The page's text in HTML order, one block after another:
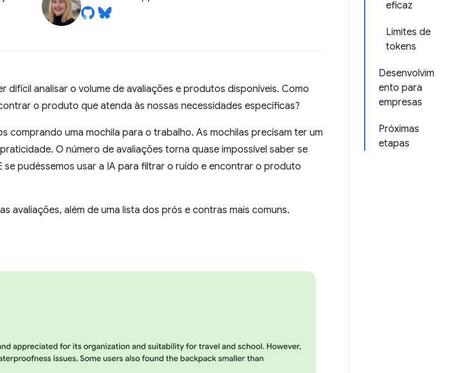
eficaz
Limites de
tokens
Desenvolvim
ento para
empresas
Próximas
etapas
difícil analisar o volume de avaliações e produtos disponíveis. Como
o produto que atenda às nossas necessidades específicas?
comprando uma mochila para o trabalho. As mochilas precisam ter um
O número de avaliações torna quase impossível saber se
pudéssemos usar a IA para filtrar o ruído e encontrar o produto
avaliações, além de uma lista dos prós e contras mais comuns.